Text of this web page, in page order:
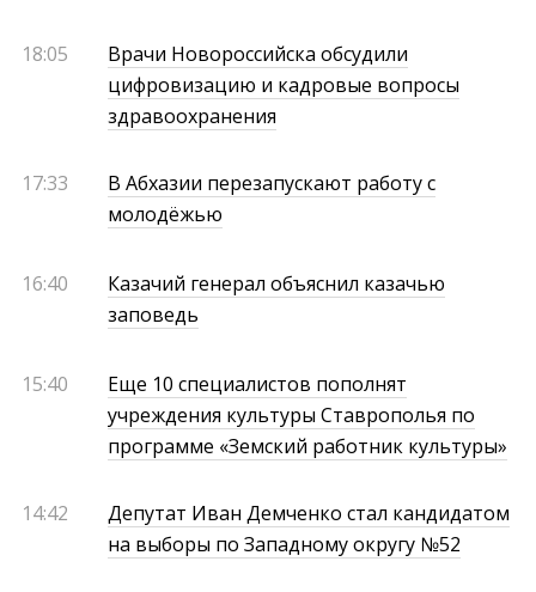
18:05
Врачи Новороссийска обсудили
цифровизацию и кадровые вопросы
здравоохранения
17:33
В Абхазии перезапускают работу с
молодёжью
16:40
Казачий генерал объяснил казачью
заповедь
15:40
Еще 10 специалистов пополнят
учреждения культуры Ставрополья по
программе «Земский работник культуры»
14:42
Депутат Иван Демченко стал кандидатом
на выборы по Западному округу №52